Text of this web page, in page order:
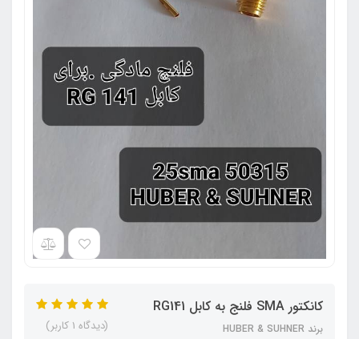
کانکتور SMA فلنج به کابل RG141
برند HUBER & SUHNER (دیدگاه 1 کاربر)